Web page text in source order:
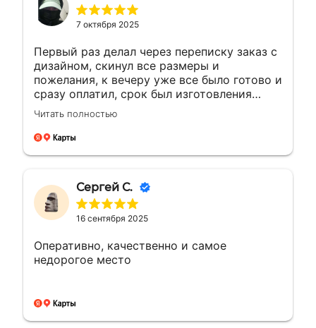
7 октября 2025
Первый раз делал через переписку заказ с
дизайном, скинул все размеры и
пожелания, к вечеру уже все было готово и
сразу оплатил, срок был изготовления
большею...а сделали раньше на день, сразу
доехал и забрал, и отказалось что
самовывоз очень рядом с домом, был
обращаться ещё ! 🤝👍🏼🙌🏼
Читать полностью
Сергей С.
16 сентября 2025
Оперативно, качественно и самое
недорогое место